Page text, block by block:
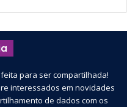
para ser compartilhada!
interessados em novidades
de dados com os